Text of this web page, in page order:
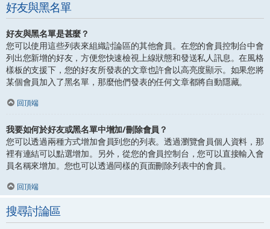
好友與黑名單
好友與黑名單是甚麼？
您可以使用這些列表來組織討論區的其他會員。在您的會員控制台中會
列出您新增的好友，方便您快速檢視上線狀態和發送私人訊息。在風格
樣板的支援下，您的好友所發表的文章也許會以高亮度顯示。如果您將
某個會員加入了黑名單，那麼他們發表的任何文章都將自動隱藏。
回頂端
我要如何於好友或黑名單中增加/刪除會員？
您可以透過兩種方式增加會員到您的列表。透過瀏覽會員個人資料，那
裡有連結可以點選增加。另外，從您的會員控制台，您可以直接輸入會
員名稱來增加。您也可以透過同樣的頁面刪除列表中的會員。
回頂端
搜尋討論區